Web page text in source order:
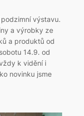
výstavu.
a výrobky ze
a produktů od
14.9. od
k vidění i
novinku jsme